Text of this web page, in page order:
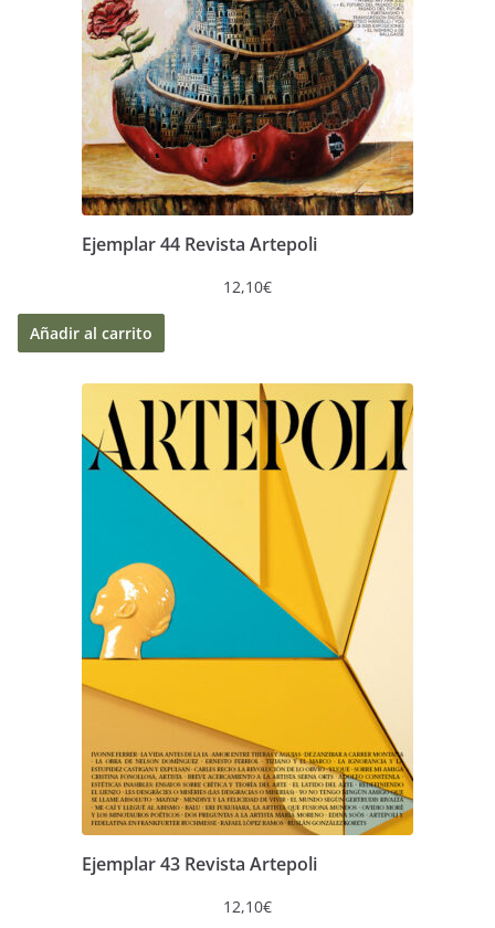
Ejemplar 44 Revista Artepoli
12,10€
Añadir al carrito
Ejemplar 43 Revista Artepoli
12,10€